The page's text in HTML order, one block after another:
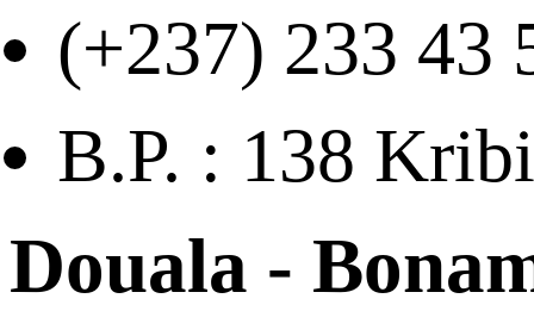
(+237) 233 43
B.P. : 138 Kribi
Douala -